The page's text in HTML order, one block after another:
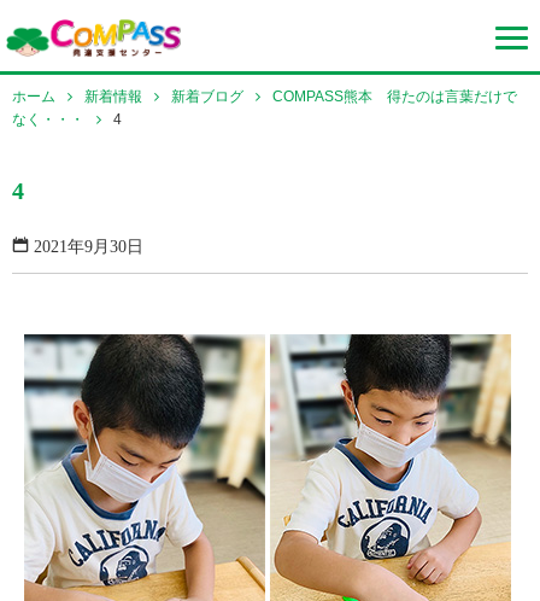
ホーム 新着情報 新着ブログ
COMPASS熊本 得たのは言葉だけで
なく・・・
4
4
2021年9月30日